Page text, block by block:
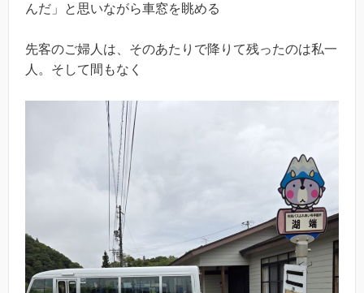
んだ」と思いながら車窓を眺める
先客のご婦人は、そのあたりで降りて残ったのは私一
人。そして間もなく